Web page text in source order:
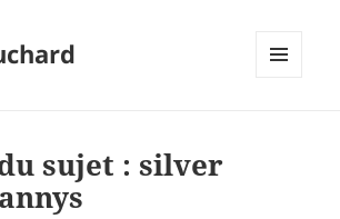
sujet : silver